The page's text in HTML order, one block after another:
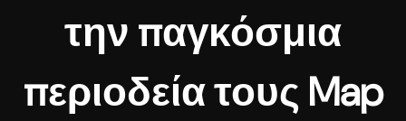
την παγκόσμια
περιοδεία τους Map